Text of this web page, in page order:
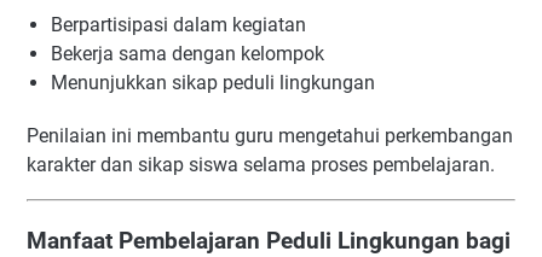
Berpartisipasi dalam kegiatan
Bekerja sama dengan kelompok
Menunjukkan sikap peduli lingkungan
Penilaian ini membantu guru mengetahui perkembangan
karakter dan sikap siswa selama proses pembelajaran.
Manfaat Pembelajaran Peduli Lingkungan bagi